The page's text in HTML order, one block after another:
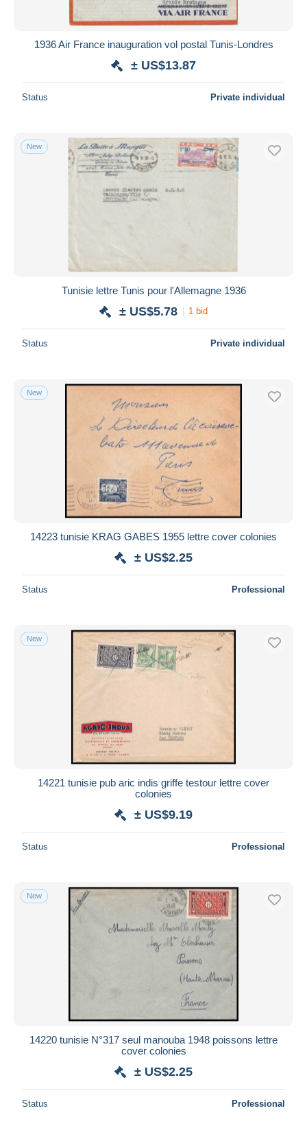
1936 Air France inauguration vol postal Tunis-Londres
± US$13.87
Status Private individual
New
Tunisie lettre Tunis pour l'Allemagne 1936
± US$5.78 1 bid
Status Private individual
New
14223 tunisie KRAG GABES 1955 lettre cover colonies
± US$2.25
Status Professional
New
14221 tunisie pub aric indis griffe testour lettre cover
colonies
± US$9.19
Status Professional
New
14220 tunisie N°317 seul manouba 1948 poissons lettre
cover colonies
± US$2.25
Status Professional